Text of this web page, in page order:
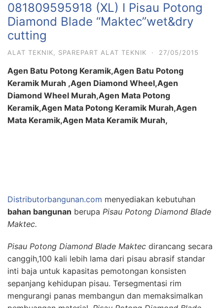
081809595918 (XL) I Pisau Potong
Diamond Blade “Maktec”wet&dry
cutting
ALAT TEKNIK, SPAREPART ALAT TEKNIK · 27/05/2015
Agen Batu Potong Keramik,Agen Batu Potong
Keramik Murah ,Agen Diamond Wheel,Agen
Diamond Wheel Murah,Agen Mata Potong
Keramik,Agen Mata Potong Keramik Murah,Agen
Mata Keramik,Agen Mata Keramik Murah,
Distributorbangunan.com menyediakan kebutuhan
bahan bangunan berupa Pisau Potong Diamond Blade
Maktec.
Pisau Potong Diamond Blade Maktec dirancang secara
canggih,100 kali lebih lama dari pisau abrasif standar
inti baja untuk kapasitas pemotongan konsisten
sepanjang kehidupan pisau. Tersegmentasi rim
mengurangi panas membangun dan memaksimalkan